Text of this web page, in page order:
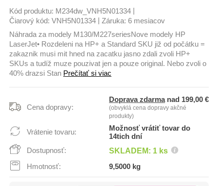
Kód produktu: M234dw_VNH5N01334
Čiarový kód: VNH5N01334 Záruka: 6 mesiacov
Náhrada za modely M130/M227seriesNove modely HP
LaserJet• Rozdeleni na HP+ a Standard SKU již od počátku =
zakaznik musi mit hned na zacatku jasno zdali zvoli HP+
SKUs a tudíž muze pouzivat jen a pouze original. Nebo zvoli o
40% drazsi Stan Prečítať si viac
Cena dopravy:
Doprava zdarmanad 199,00 €
(obvyklá cena dopravy akčné
produkty)
Vrátenie tovaru:
Možnosť vrátiť tovar do
14tich dní
Dostupnosť:
SKLADEM: 1 ks
Hmotnosť: 9,5000 kg